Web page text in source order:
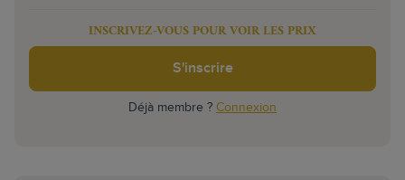
INSCRIVEZ-VOUS POUR VOIR LES PRIX
S'inscrire
Déjà membre ? Connexion